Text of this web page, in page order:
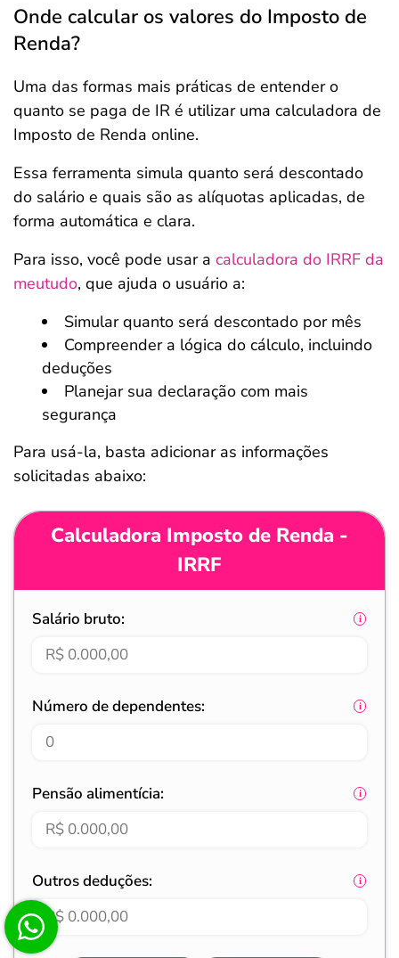
Onde calcular os valores do Imposto de
Renda?
Uma das formas mais práticas de entender o
quanto se paga de IR é utilizar uma calculadora de
Imposto de Renda online.
Essa ferramenta simula quanto será descontado
do salário e quais são as alíquotas aplicadas, de
forma automática e clara.
Para isso, você pode usar a calculadora do IRRF da
meutudo, que ajuda o usuário a:
Simular quanto será descontado por mês
Compreender a lógica do cálculo, incluindo
deduções
Planejar sua declaração com mais
segurança
Para usá-la, basta adicionar as informações
solicitadas abaixo:
Calculadora Imposto de Renda -
IRRF
Salário bruto:
Número de dependentes:
Pensão alimentícia:
Outros deduções: